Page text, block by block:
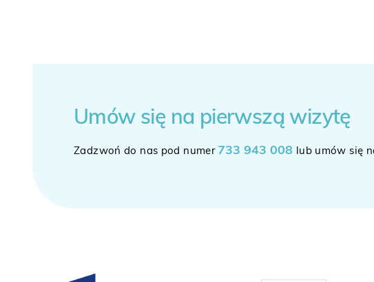
Umów się na pierwszą wizytę
Zadzwoń do nas pod numer 733 943 008 lub umów się